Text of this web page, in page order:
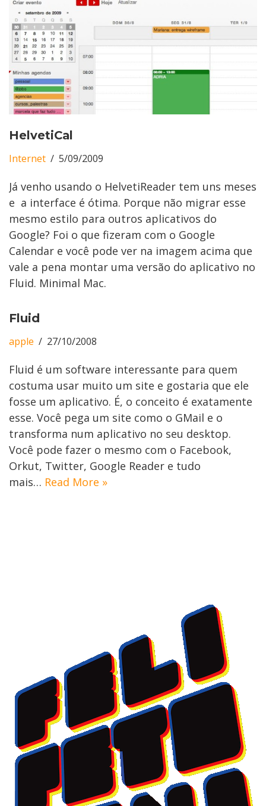
HelvetiCal
Internet 5/09/2009
Já venho usando o HelvetiReader tem uns meses
e a interface é ótima. Porque não migrar esse
mesmo estilo para outros aplicativos do
Google? Foi o que fizeram com o Google
Calendar e você pode ver na imagem acima que
vale a pena montar uma versão do aplicativo no
Fluid. Minimal Mac.
Fluid
apple 27/10/2008
Fluid é um software interessante para quem
costuma usar muito um site e gostaria que ele
fosse um aplicativo. É, o conceito é exatamente
esse. Você pega um site como o GMail e o
transforma num aplicativo no seu desktop.
Você pode fazer o mesmo com o Facebook,
Orkut, Twitter, Google Reader e tudo
mais… Read More »